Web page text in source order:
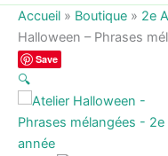
Accueil » Boutique » 2e
Halloween – Phrases
Save
🔍